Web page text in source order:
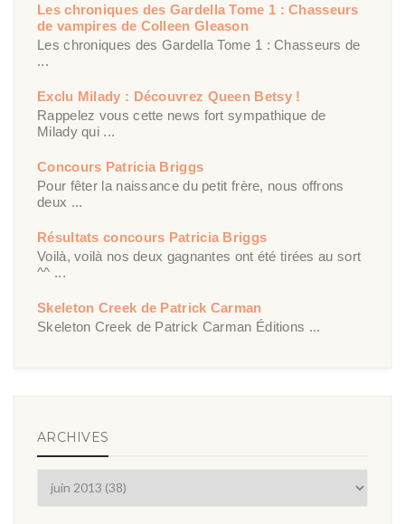
Les chroniques des Gardella Tome 1 : Chasseurs
de vampires de Colleen Gleason
Les chroniques des Gardella Tome 1 : Chasseurs de
...
Exclu Milady : Découvrez Queen Betsy !
Rappelez vous cette news fort sympathique de
Milady qui ...
Concours Patricia Briggs
Pour fêter la naissance du petit frère, nous offrons
deux ...
Résultats concours Patricia Briggs
Voilà, voilà nos deux gagnantes ont été tirées au sort
^^ ...
Skeleton Creek de Patrick Carman
Skeleton Creek de Patrick Carman Éditions ...
ARCHIVES